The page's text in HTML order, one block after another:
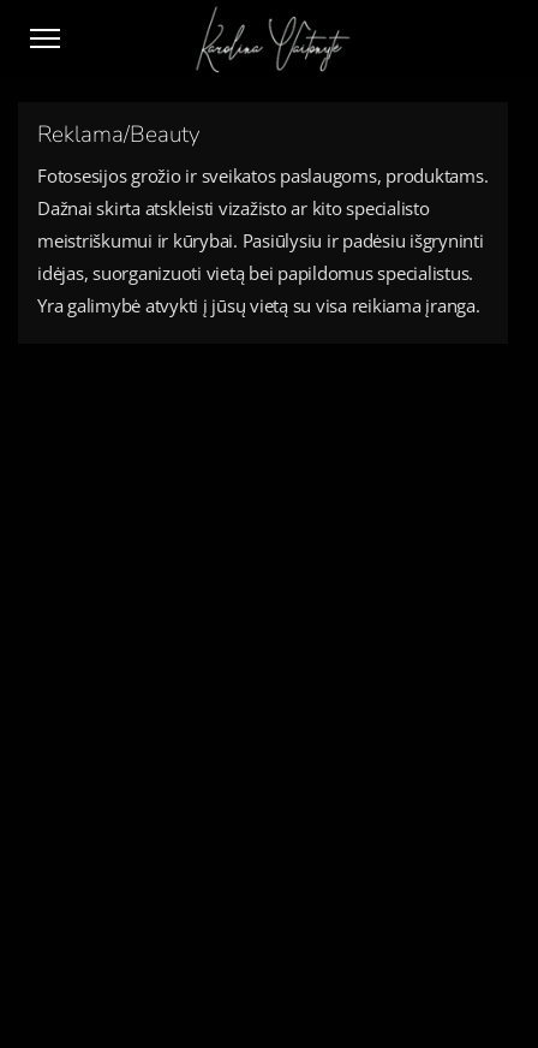
Reklama/Beauty
Fotosesijos grožio ir sveikatos paslaugoms, produktams.
Dažnai skirta atskleisti vizažisto ar kito specialisto
meistriškumui ir kūrybai. Pasiūlysiu ir padėsiu išgryninti
idėjas, suorganizuoti vietą bei papildomus specialistus.
Yra galimybė atvykti į jūsų vietą su visa reikiama įranga.